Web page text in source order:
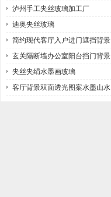
泸州手工夹丝玻璃加工厂
迪奥夹丝玻璃
简约现代客厅入户进门遮挡背景
墙玻璃
玄关隔断墙办公室阳台挡门背景
墙玻璃
夹丝夹绢水墨画玻璃
客厅背景双面透光图案水墨山水